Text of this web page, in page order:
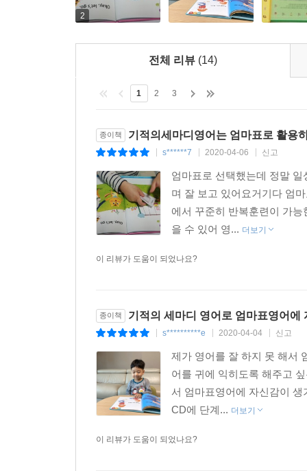
2
전체 리뷰 (14)
1 2 3
종이책 기적의세마디영어는 엄마표로 활용
s******7 2020-04-06 신고
엄마표로 선택했는데 정말
며 잘 보고 있어요거기다 엄
에서 꾸준히 반복훈련이 가
을 수 있어 영... 더보기
이 리뷰가 도움이 되었나요?
종이책 기적의 세마디 영어로 엄마표영어에
s**********e 2020-04-04 신고
제가 영어를 잘 하지 못 해서
어를 귀에 익히도록 해주고
서 엄마표영어에 자신감이
CD에 단계... 더보기
이 리뷰가 도움이 되었나요?